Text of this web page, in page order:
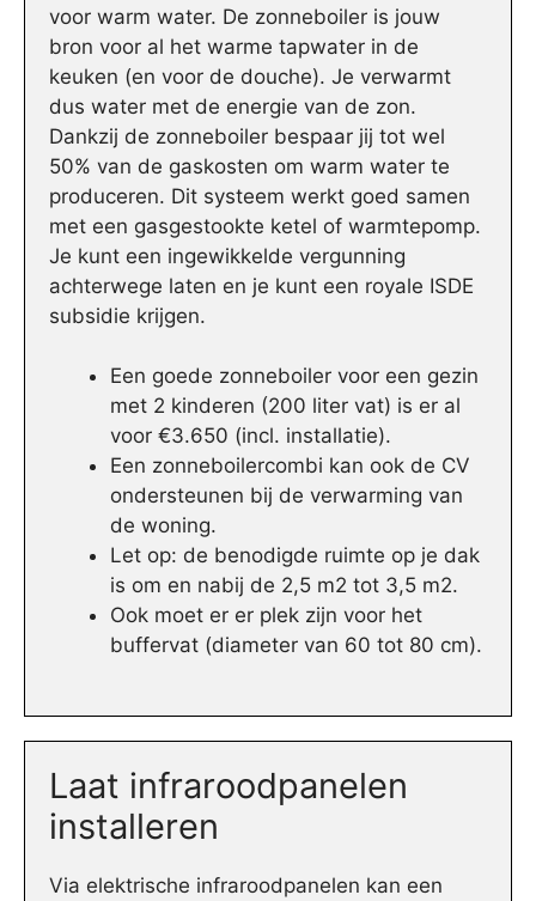
voor warm water. De zonneboiler is jouw
bron voor al het warme tapwater in de
keuken (en voor de douche). Je verwarmt
dus water met de energie van de zon.
Dankzij de zonneboiler bespaar jij tot wel
50% van de gaskosten om warm water te
produceren. Dit systeem werkt goed samen
met een gasgestookte ketel of warmtepomp.
Je kunt een ingewikkelde vergunning
achterwege laten en je kunt een royale ISDE
subsidie krijgen.
Een goede zonneboiler voor een gezin
met 2 kinderen (200 liter vat) is er al
voor €3.650 (incl. installatie).
Een zonneboilercombi kan ook de CV
ondersteunen bij de verwarming van
de woning.
Let op: de benodigde ruimte op je dak
is om en nabij de 2,5 m2 tot 3,5 m2.
Ook moet er er plek zijn voor het
buffervat (diameter van 60 tot 80 cm).
Laat infraroodpanelen
installeren
Via elektrische infraroodpanelen kan een